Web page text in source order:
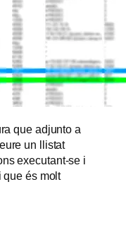
que adjunto a
un llistat
executant-se i
que és molt